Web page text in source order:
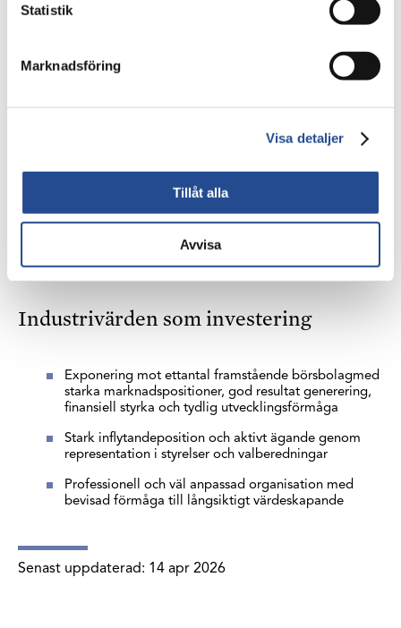
Statistik
Marknadsföring
Visa detaljer
Tillåt alla
Avvisa
ägarmodell ytterligare.
Aktivt ägande enframgångsfaktor
ägare som deltar aktivt i deras bolagsstyrning och strategiska
särskilt viktigt i en tid av stora skiften där bolagen ska
exempelvis digitalisering, elektrifiering och hållbarhet.
Genom att ställa tydliga krav, ha ett långsiktigt
förhållningssätt samt bidra i utvecklingen av
innehavsbolagen, skapas mervärden i bolagen till gagn för
Industrivärden som investering
Exponering mot ettantal framstående börsbolagmed
starka marknadspositioner, god resultat generering,
finansiell styrka och tydlig utvecklingsförmåga
Stark inflytandeposition och aktivt ägande genom
representation i styrelser och valberedningar
Professionell och väl anpassad organisation med
bevisad förmåga till långsiktigt värdeskapande
Senast uppdaterad: 14 apr 2026